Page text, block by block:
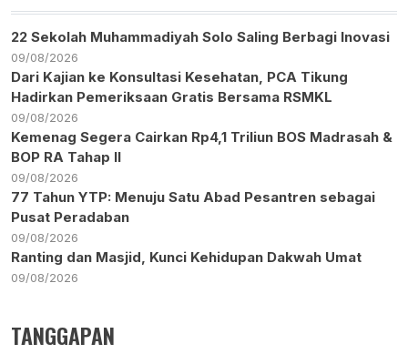
22 Sekolah Muhammadiyah Solo Saling Berbagi Inovasi
09/08/2026
Dari Kajian ke Konsultasi Kesehatan, PCA Tikung
Hadirkan Pemeriksaan Gratis Bersama RSMKL
09/08/2026
Kemenag Segera Cairkan Rp4,1 Triliun BOS Madrasah &
BOP RA Tahap II
09/08/2026
77 Tahun YTP: Menuju Satu Abad Pesantren sebagai
Pusat Peradaban
09/08/2026
Ranting dan Masjid, Kunci Kehidupan Dakwah Umat
09/08/2026
TANGGAPAN